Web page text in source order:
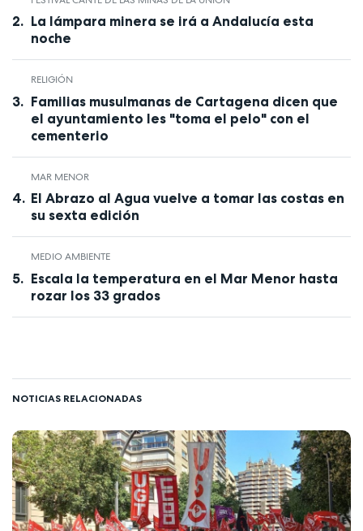
La lámpara minera se irá a Andalucía esta
noche
RELIGIÓN
Familias musulmanas de Cartagena dicen que
el ayuntamiento les "toma el pelo" con el
cementerio
MAR MENOR
El Abrazo al Agua vuelve a tomar las costas en
su sexta edición
MEDIO AMBIENTE
Escala la temperatura en el Mar Menor hasta
rozar los 33 grados
NOTICIAS RELACIONADAS